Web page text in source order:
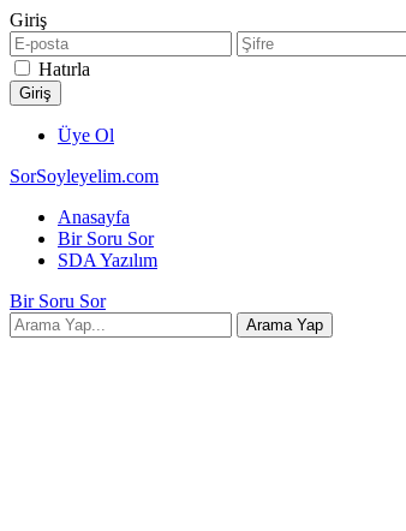
Giriş
Hatırla
Üye Ol
SorSoyleyelim.com
Anasayfa
Bir Soru Sor
SDA Yazılım
Bir Soru Sor